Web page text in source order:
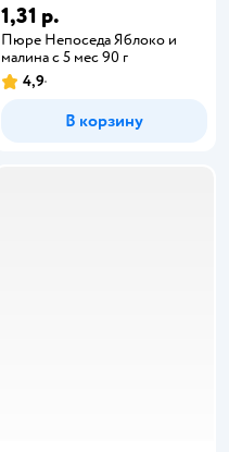
1,31 р.
Пюре Непоседа Яблоко и
малина с 5 мес 90 г
4,9
В корзину